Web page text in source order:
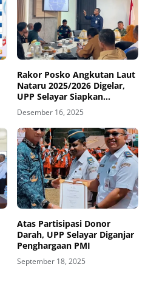
Rakor Posko Angkutan Laut
Nataru 2025/2026 Digelar,
UPP Selayar Siapkan
Pengamanan dan
Keselamatan Pelayaran
Desember 16, 2025
‎Atas Partisipasi Donor
Darah, UPP Selayar Diganjar
Penghargaan PMI
September 18, 2025